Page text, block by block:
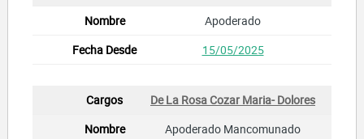
Apoderado
15/05/2025
De La Rosa Cozar Maria- Dolores
Apoderado Mancomunado